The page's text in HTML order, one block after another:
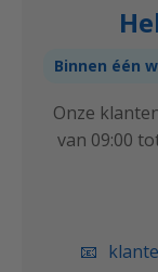
Binnen één
Onze
van 09:00
📧